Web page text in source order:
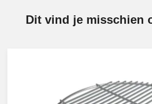
Dit vind je misschien